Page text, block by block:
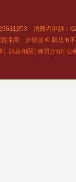
消費者申訴：
頁採用 吉便屋 © 新北市
訊息相關│ 會員介紹│ 公